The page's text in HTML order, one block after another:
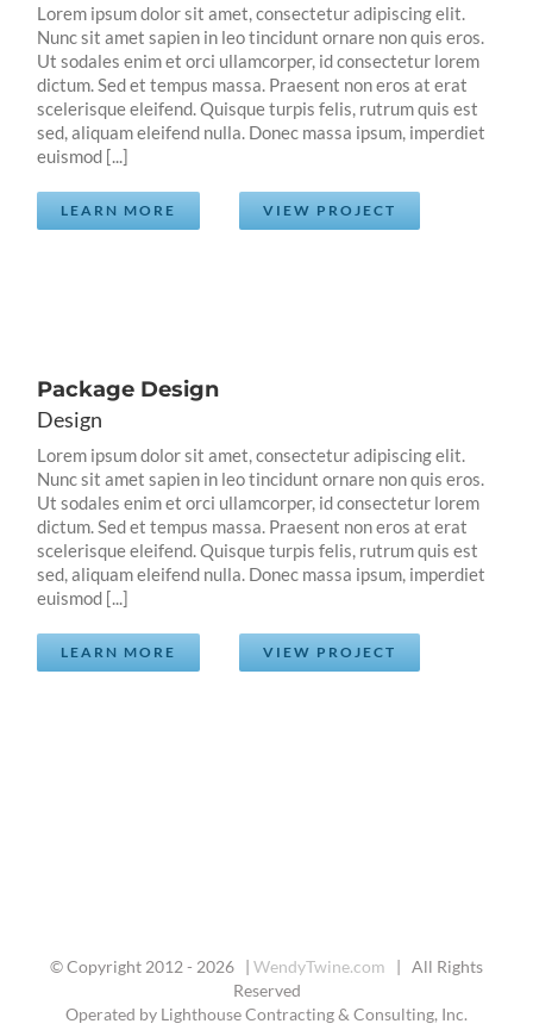
Lorem ipsum dolor sit amet, consectetur adipiscing elit.
Nunc sit amet sapien in leo tincidunt ornare non quis eros.
Ut sodales enim et orci ullamcorper, id consectetur lorem
dictum. Sed et tempus massa. Praesent non eros at erat
scelerisque eleifend. Quisque turpis felis, rutrum quis est
sed, aliquam eleifend nulla. Donec massa ipsum, imperdiet
euismod [...]
LEARN MORE VIEW PROJECT
Package Design
Design
Lorem ipsum dolor sit amet, consectetur adipiscing elit.
Nunc sit amet sapien in leo tincidunt ornare non quis eros.
Ut sodales enim et orci ullamcorper, id consectetur lorem
dictum. Sed et tempus massa. Praesent non eros at erat
scelerisque eleifend. Quisque turpis felis, rutrum quis est
sed, aliquam eleifend nulla. Donec massa ipsum, imperdiet
euismod [...]
LEARN MORE VIEW PROJECT
© Copyright 2012 - 2026 | WendyTwine.com | All Rights
Reserved
Operated by Lighthouse Contracting & Consulting, Inc.